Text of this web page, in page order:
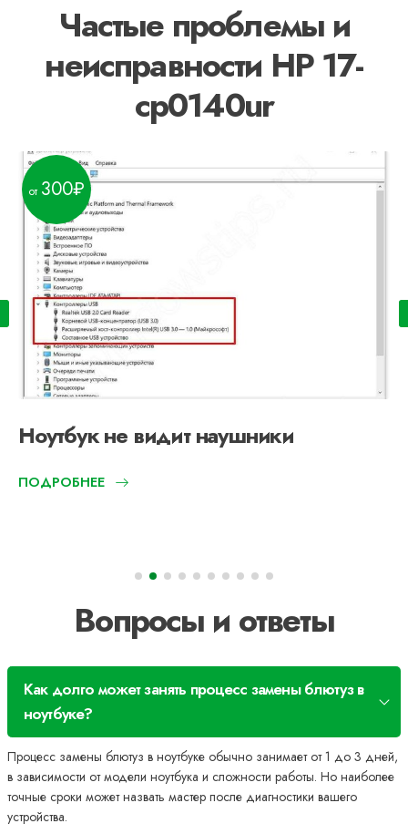
Частые проблемы и
неисправности HP 17-
cp0140ur
Ноутбук не видит наушники
300
ПОДРОБНЕЕ
Вопросы и ответы
Как долго может занять процесс замены блютуз в
ноутбуке?
Процесс замены блютуз в ноутбуке обычно занимает от 1 до 3 дней,
в зависимости от модели ноутбука и сложности работы. Но наиболее
точные сроки может назвать мастер после диагностики вашего
устройства.